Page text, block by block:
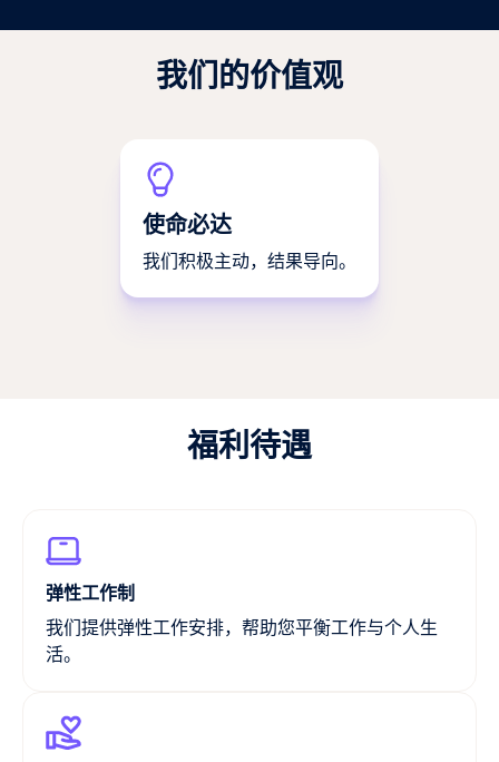
我们的价值观
使命必达
我们积极主动，结果导向。
福利待遇
弹性工作制
我们提供弹性工作安排，帮助您平衡工作与个人生
活。